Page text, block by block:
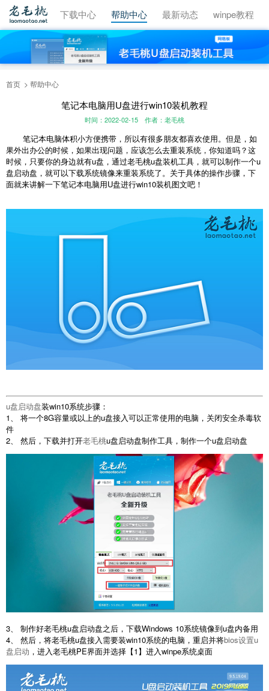
视频教程 下载中心 帮助中心 最新动态 winpe教程
首页 帮助中心
笔记本电脑用U盘进行win10装机教程
时间：2022-02-15 作者：老毛桃
笔记本电脑体积小方便携带，所以有很多朋友都喜欢使用。但是，如
果外出办公的时候，如果出现问题，应该怎么去重装系统，你知道吗？这
时候，只要你的身边就有u盘，通过老毛桃u盘装机工具，就可以制作一个u
盘启动盘，就可以下载系统镜像来重装系统了。关于具体的操作步骤，下
面就来讲解一下笔记本电脑用U盘进行win10装机图文吧！
u盘启动盘装win10系统步骤：
1、 将一个8G容量或以上的u盘接入可以正常使用的电脑，关闭安全杀毒软
件
2、 然后，下载并打开老毛桃u盘启动盘制作工具，制作一个u盘启动盘
3、 制作好老毛桃u盘启动盘之后，下载Windows 10系统镜像到u盘内备用
4、 然后，将老毛桃u盘接入需要装win10系统的电脑，重启并将bios设置u
盘启动 ，进入老毛桃PE界面并选择【1】进入winpe系统桌面